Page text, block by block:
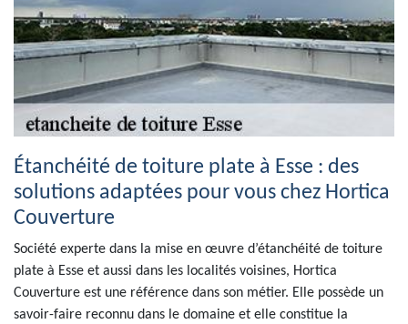
Étanchéité de toiture plate à Esse : des
solutions adaptées pour vous chez Hortica
Couverture
Société experte dans la mise en œuvre d’étanchéité de toiture
plate à Esse et aussi dans les localités voisines, Hortica
Couverture est une référence dans son métier. Elle possède un
savoir-faire reconnu dans le domaine et elle constitue la